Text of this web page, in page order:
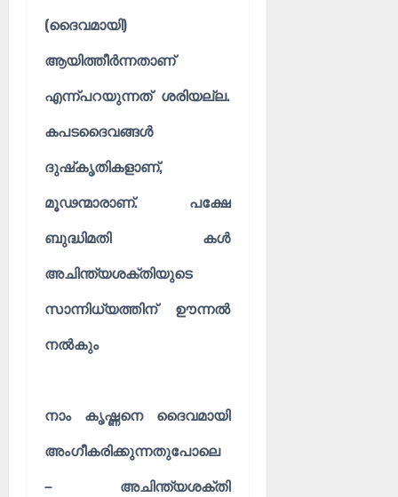
(ദൈവമായി)
ആയിത്തീർന്നതാണ്
എന്ന്പറയുന്നത് ശരിയല്ല.
കപടദൈവങ്ങൾ
ദുഷ്‌കൃതികളാണ്,
മൂഢന്മാരാണ്. പക്ഷേ
ബുദ്ധിമതി കൾ
അചിന്ത്യശക്തിയുടെ
സാന്നിധ്യത്തിന് ഊന്നൽ
നൽകും
നാം കൃഷ്ണനെ ദൈവമായി
അംഗീകരിക്കുന്നതുപോലെ
– അചിന്ത്യശക്തി